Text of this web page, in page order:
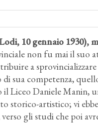
10 gennaio 1930),
non fu mai il
a
sua competenza,
Liceo Daniele Manin,
storico-artistico; vi
gli studi che poi